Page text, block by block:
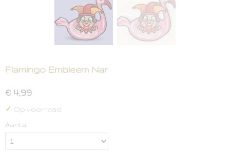
Flamingo Embleem Nar
€ 4,99
✓ Op voorraad
Aantal